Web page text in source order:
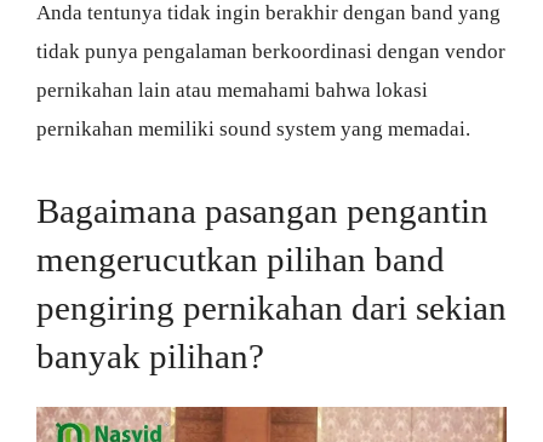
Anda tentunya tidak ingin berakhir dengan band yang
tidak punya pengalaman berkoordinasi dengan vendor
pernikahan lain atau memahami bahwa lokasi
pernikahan memiliki sound system yang memadai.
Bagaimana pasangan pengantin
mengerucutkan pilihan band
pengiring pernikahan dari sekian
banyak pilihan?